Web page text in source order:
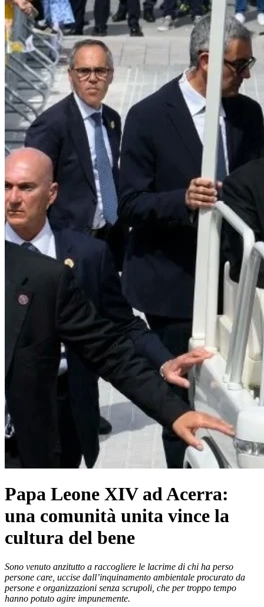
Papa Leone XIV ad Acerra:
una comunità unita vince la
cultura del bene
Sono venuto anzitutto a raccogliere le lacrime di chi ha perso
persone care, uccise dall’inquinamento ambientale procurato da
persone e organizzazioni senza scrupoli, che per troppo tempo
hanno potuto agire impunemente.